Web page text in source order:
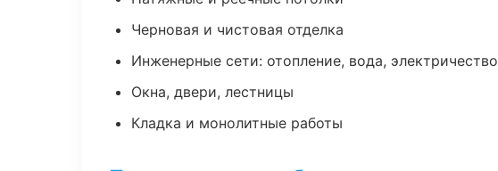
Черновая и чистовая отделка
Инженерные сети: отопление, вода, электричество
Окна, двери, лестницы
Кладка и монолитные работы